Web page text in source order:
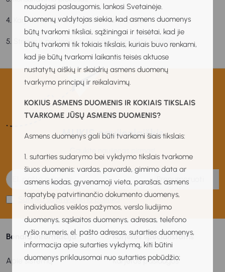
naudojasi paslaugomis, lankosi Svetainėje.
Duomenų valdytojas siekia, kad asmens duomenys
būtų tvarkomi tiksliai, sąžiningai ir teisėtai, kad jie
būtų tvarkomi tik tokiais tikslais, kuriais buvo renkami,
kad jie būtų tvarkomi laikantis teisės aktuose
nustatytų aiškių ir skaidrių asmens duomenų
tvarkymo principų ir reikalavimų.
KOKIUS ASMENS DUOMENIS IR KOKIAIS TIKSLAIS
TVARKOME JŪSŲ ASMENS DUOMENIS?
Asmens duomenys gali būti tvarkomi šiais tikslais:
1. sutarties sudarymo bei vykdymo tikslais tvarkome
šiuos duomenis: vardas, pavardė, gimimo data ar
asmens kodas, gyvenamoji vieta, parašas, asmens
tapatybę patvirtinančio dokumento duomenys,
individualios veiklos pažymos, verslo liudijimo
duomenys, sąskaitos duomenys, adresas, telefono
ryšio numeris, el. pašto adresas, sutarties duomenys,
informacija apie sutarties vykdymą, kiti būtini
duomenys priklausomai nuo sutarties pobūdžio;
4. Karjeros konsultavimo technikos ir formos.
5. Stresas ir perdegimas karjeros specialisto veikloje.
MUKIS naujienlaiškis
Prenumeruoti
Sutinku su privatumo politika
Bendra informacija
Apie sistemą
Karjeros specialistams
Karjeros paslaugos